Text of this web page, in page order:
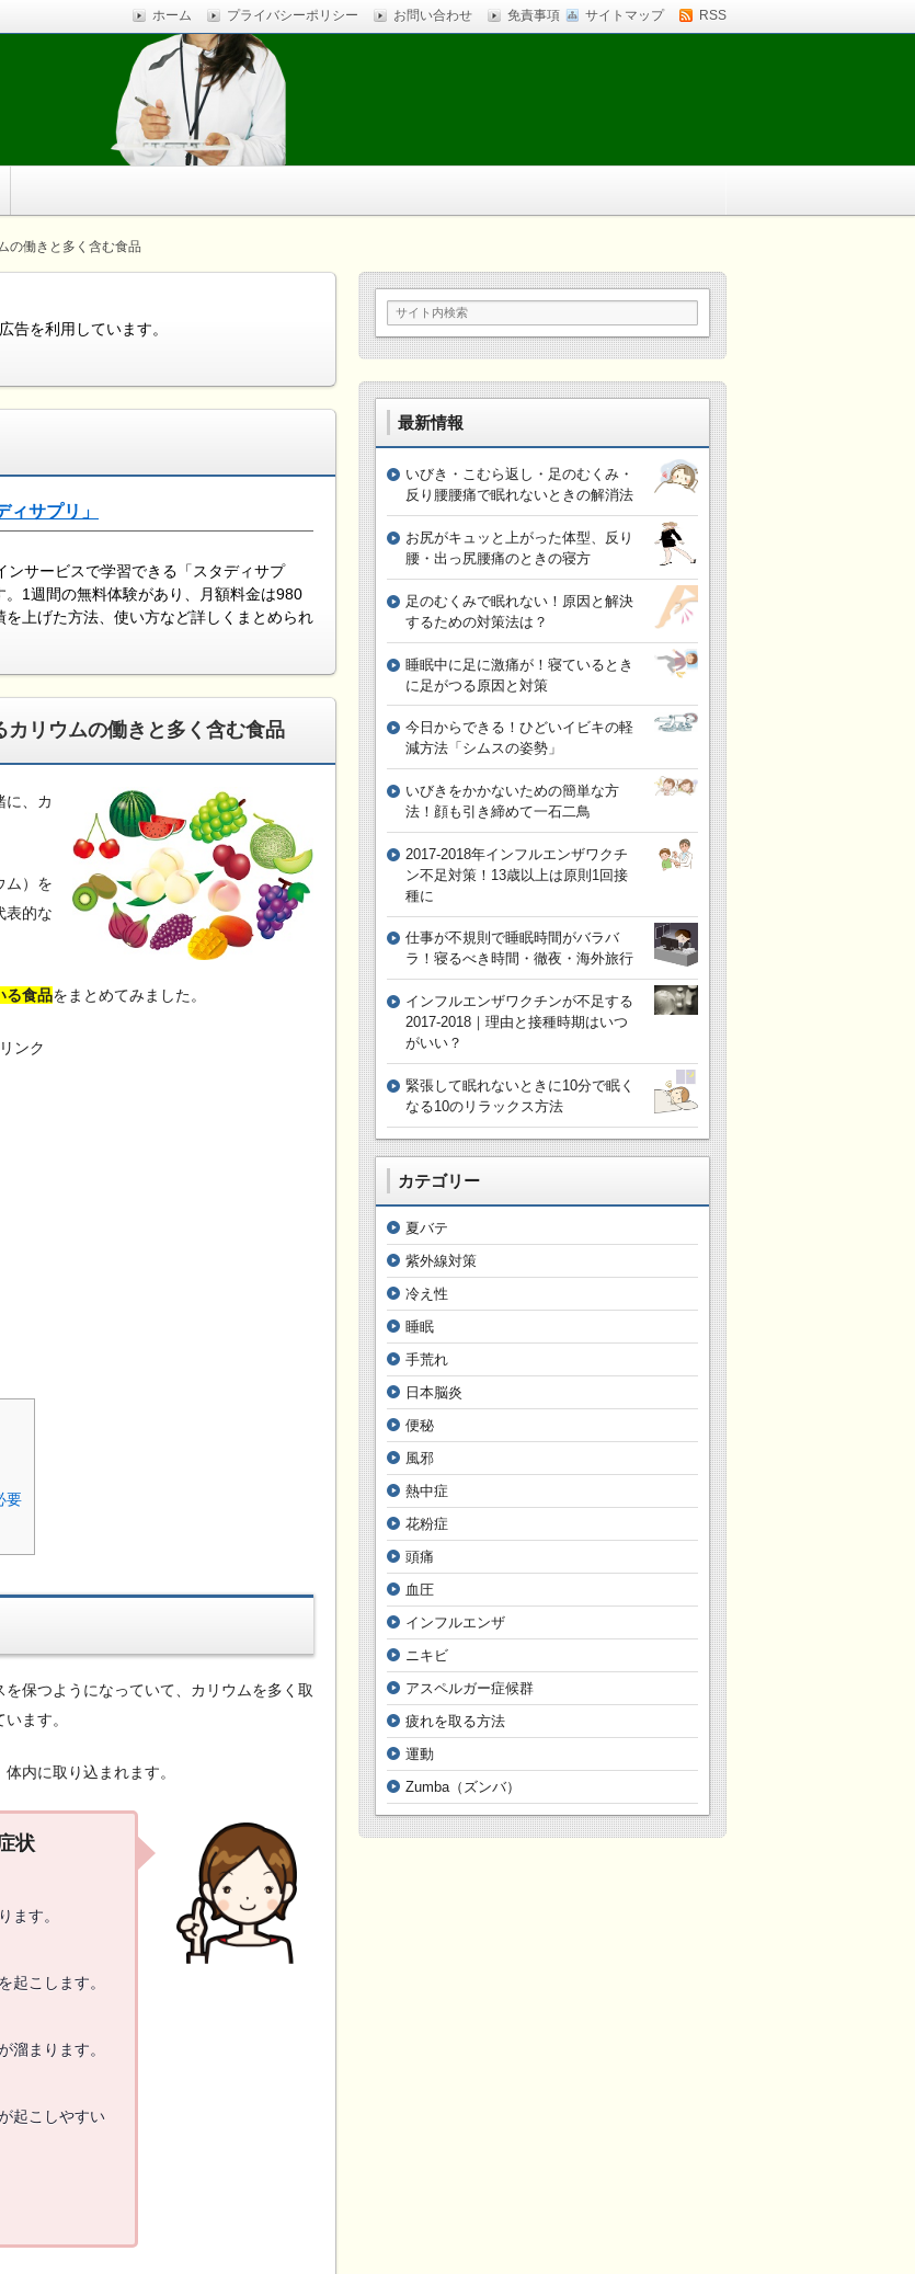
サイトマップ RSS
ホーム プライバシーポリシー お問い合わせ 免責事項
疲れ、体調不良に悩まされているなら、自分で簡
の働きと多く含む食品
告を利用しています。
サプリ」
サービスで学習できる「スタディサプ
1週間の無料体験があり、月額料金は980
上げた方法、使い方など詳しくまとめられ
リウムの働きと多く含む食品
に、カ
ム）を
表的な
る食品をまとめてみました。
ンク
要
保つようになっていて、カリウムを多く取
ます。
内に取り込まれます。
状
ます。
起こします。
溜まります。
起こしやすい
最新情報
いびき・こむら返し・足のむくみ・
反り腰腰痛で眠れないときの解消法
お尻がキュッと上がった体型、反り
腰・出っ尻腰痛のときの寝方
足のむくみで眠れない！原因と解決
するための対策法は？
睡眠中に足に激痛が！寝ているとき
に足がつる原因と対策
今日からできる！ひどいイビキの軽
減方法「シムスの姿勢」
いびきをかかないための簡単な方
法！顔も引き締めて一石二鳥
2017-2018年インフルエンザワクチ
ン不足対策！13歳以上は原則1回接
種に
仕事が不規則で睡眠時間がバラバ
ラ！寝るべき時間・徹夜・海外旅行
インフルエンザワクチンが不足する
2017-2018｜理由と接種時期はいつ
がいい？
緊張して眠れないときに10分で眠く
なる10のリラックス方法
カテゴリー
夏バテ
紫外線対策
冷え性
睡眠
手荒れ
日本脳炎
便秘
風邪
熱中症
花粉症
頭痛
血圧
インフルエンザ
ニキビ
アスペルガー症候群
疲れを取る方法
運動
Zumba（ズンバ）